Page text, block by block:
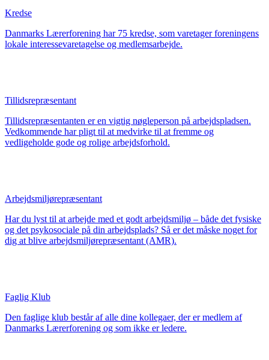
Kredse
Danmarks Lærerforening har 75 kredse, som varetager foreningens
lokale interessevaretagelse og medlemsarbejde.
Tillidsrepræsentant
Tillidsrepræsentanten er en vigtig nøgleperson på arbejdspladsen.
Vedkommende har pligt til at medvirke til at fremme og
vedligeholde gode og rolige arbejdsforhold.
Arbejdsmiljørepræsentant
Har du lyst til at arbejde med et godt arbejdsmiljø – både det fysiske
og det psykosociale på din arbejdsplads? Så er det måske noget for
dig at blive arbejdsmiljørepræsentant (AMR).
Faglig Klub
Den faglige klub består af alle dine kollegaer, der er medlem af
Danmarks Lærerforening og som ikke er ledere.